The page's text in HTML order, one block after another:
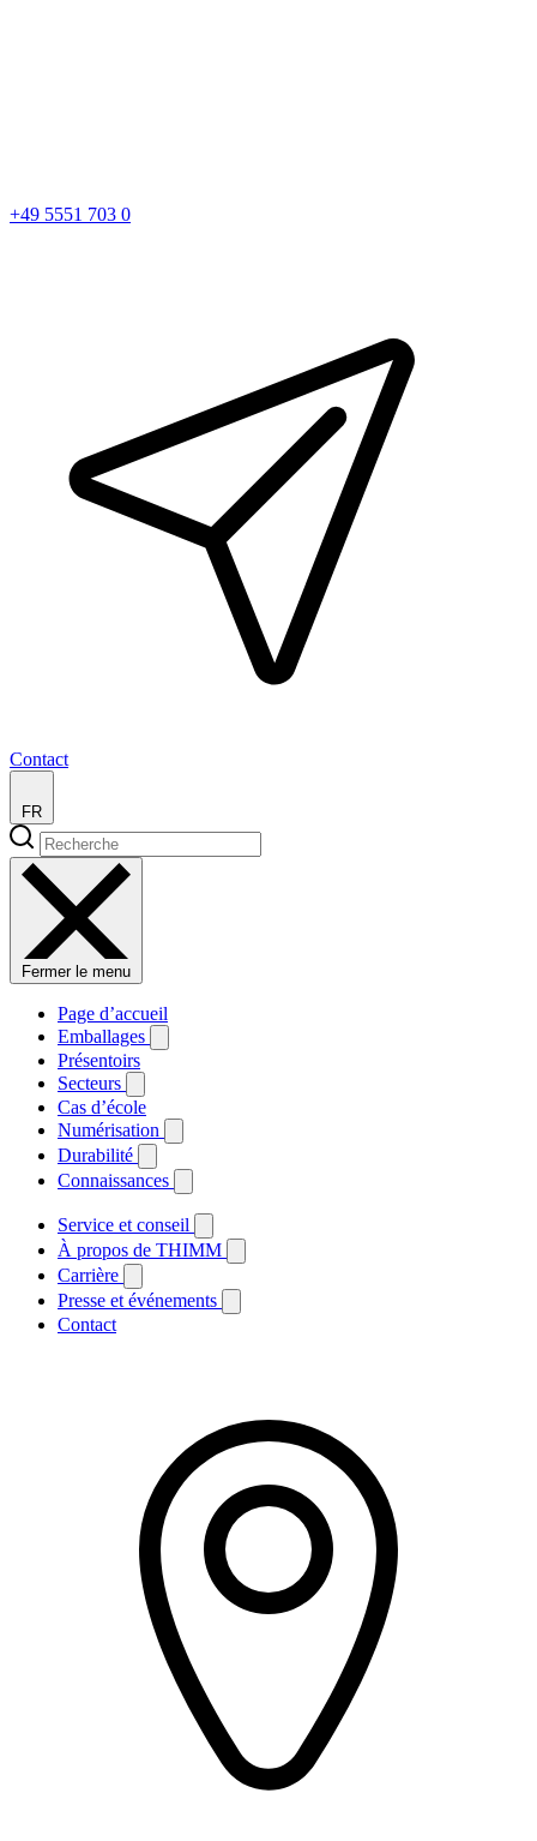
+49 5551 703 0
Contact
FR
Fermer le menu
Page d’accueil
Emballages
Présentoirs
Secteurs
Cas d’école
Numérisation
Durabilité
Connaissances
Service et conseil
À propos de THIMM
Carrière
Presse et événements
Contact